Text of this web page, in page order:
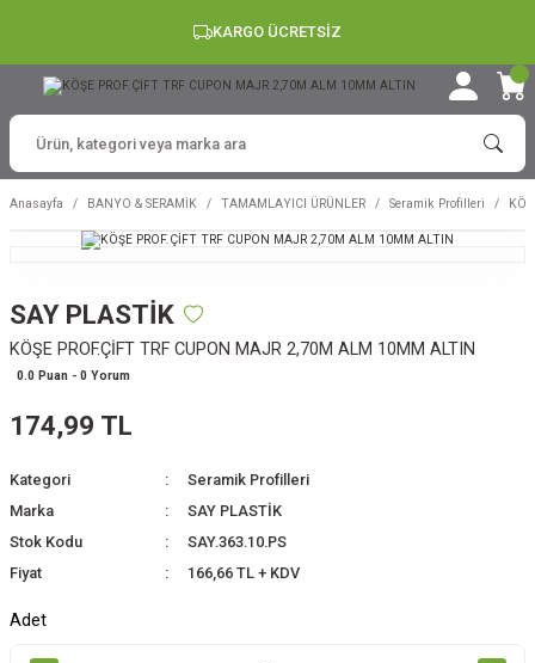
KARGO ÜCRETSİZ
Anasayfa BANYO & SERAMİK TAMAMLAYICI ÜRÜNLER Seramik Profilleri
SAY PLASTİK
KÖŞE PROF.ÇİFT TRF CUPON MAJR 2,70M ALM 10MM ALTIN
0.0 Puan - 0 Yorum
174,99 TL
Kategori
Seramik Profilleri
Marka
SAY PLASTİK
Stok Kodu
SAY.363.10.PS
Fiyat
166,66 TL + KDV
Adet